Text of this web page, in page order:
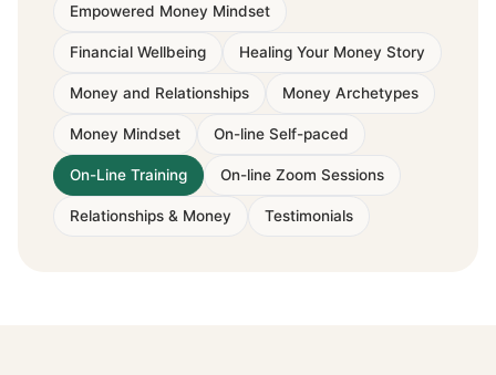
Empowered Money Mindset
Financial Wellbeing Healing Your Money Story
Money and Relationships Money Archetypes
Money Mindset On-line Self-paced
On-Line Training On-line Zoom Sessions
Relationships & Money Testimonials